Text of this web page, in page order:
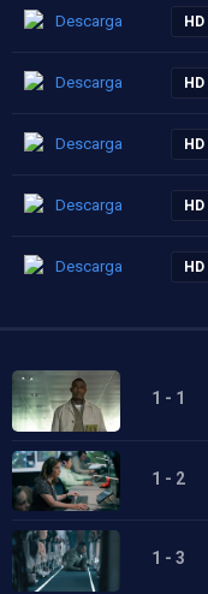
Descarga
Descarga
Descarga
Descarga
Descarga
1 - 1
1 - 2
1 - 3